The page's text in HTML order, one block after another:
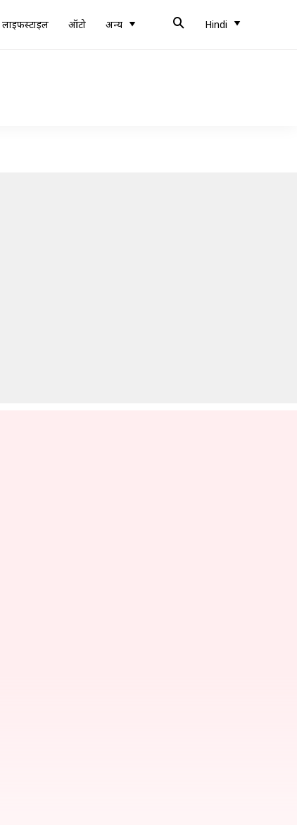
लाइफस्टाइल ऑटो अन्य Hindi